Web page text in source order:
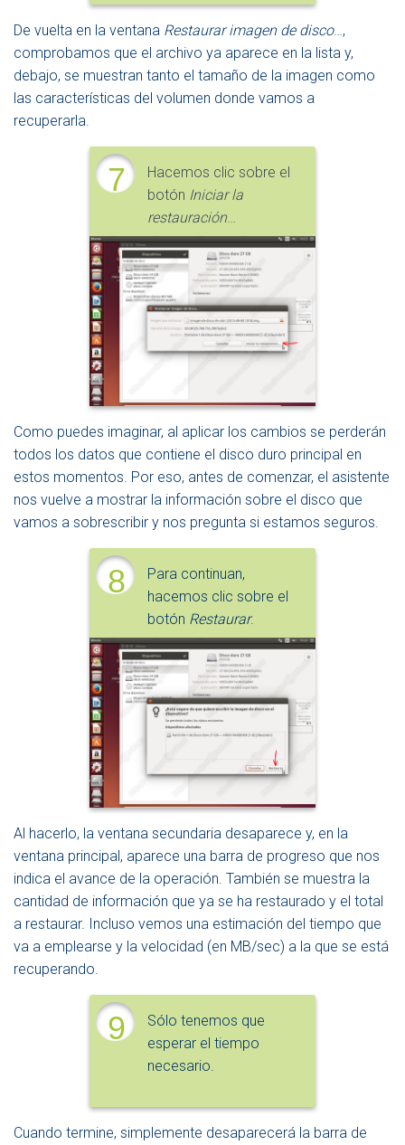
De vuelta en la ventana Restaurar imagen de disco…,
comprobamos que el archivo ya aparece en la lista y,
debajo, se muestran tanto el tamaño de la imagen como
las características del volumen donde vamos a
recuperarla.
7
Hacemos clic sobre el
botón Iniciar la
restauración…
Como puedes imaginar, al aplicar los cambios se perderán
todos los datos que contiene el disco duro principal en
estos momentos. Por eso, antes de comenzar, el asistente
nos vuelve a mostrar la información sobre el disco que
vamos a sobrescribir y nos pregunta si estamos seguros.
8
Para continuan,
hacemos clic sobre el
botón Restaurar.
Al hacerlo, la ventana secundaria desaparece y, en la
ventana principal, aparece una barra de progreso que nos
indica el avance de la operación. También se muestra la
cantidad de información que ya se ha restaurado y el total
a restaurar. Incluso vemos una estimación del tiempo que
va a emplearse y la velocidad (en MB/sec) a la que se está
recuperando.
9
Sólo tenemos que
esperar el tiempo
necesario.
Cuando termine, simplemente desaparecerá la barra de